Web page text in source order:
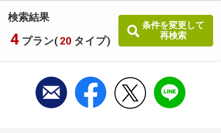
検索結果
4 プラン( 20 タイプ)
条件を変更して
再検索